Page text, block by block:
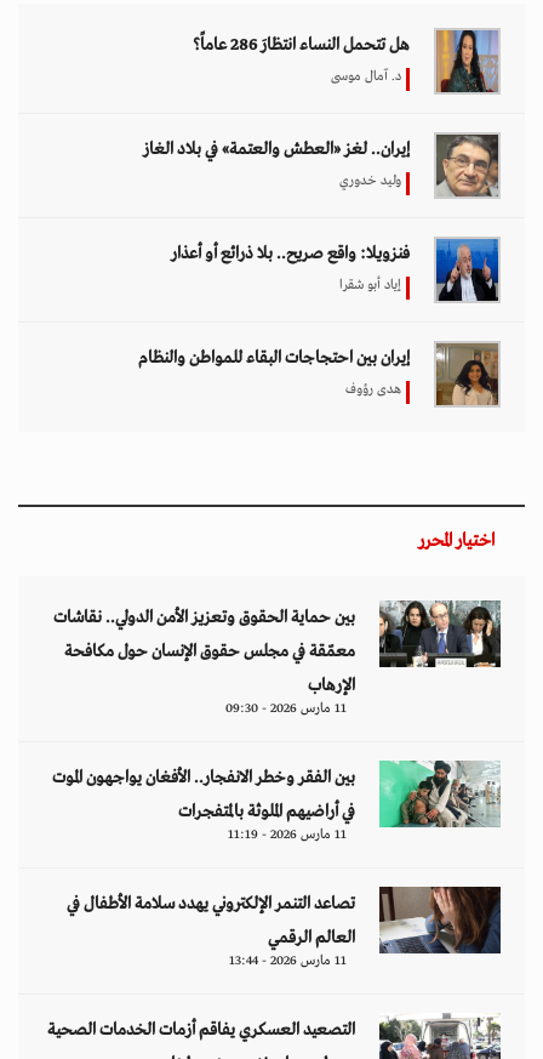
هل تتحمل النساء انتظارَ 286 عاماً؟
د. آمال موسى
إيران.. لغز «العطش والعتمة» في بلاد الغاز
وليد خدوري
فنزويلا: واقع صريح.. بلا ذرائع أو أعذار
إياد أبو شقرا
إيران بين احتجاجات البقاء للمواطن والنظام
هدى رؤوف
اختيار المحرر
بين حماية الحقوق وتعزيز الأمن الدولي.. نقاشات
معمّقة في مجلس حقوق الإنسان حول مكافحة
الإرهاب
11 مارس 2026 - 09:30
بين الفقر وخطر الانفجار.. الأفغان يواجهون الموت
في أراضيهم الملوثة بالمتفجرات
11 مارس 2026 - 11:19
تصاعد التنمر الإلكتروني يهدد سلامة الأطفال في
العالم الرقمي
11 مارس 2026 - 13:44
التصعيد العسكري يفاقم أزمات الخدمات الصحية